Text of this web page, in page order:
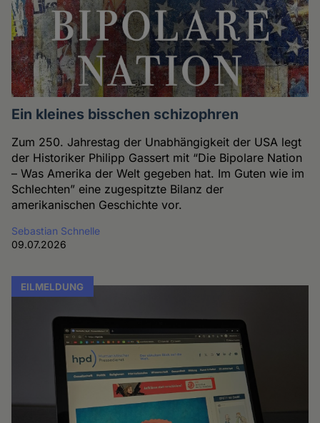
Ein kleines bisschen schizophren
Zum 250. Jahrestag der Unabhängigkeit der USA legt
der Historiker Philipp Gassert mit “Die Bipolare Nation
– Was Amerika der Welt gegeben hat. Im Guten wie im
Schlechten” eine zugespitzte Bilanz der
amerikanischen Geschichte vor.
Sebastian Schnelle
09.07.2026
EILMELDUNG